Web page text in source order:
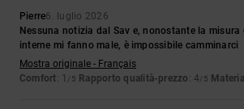
Pierre6. luglio 2026
Nessuna notizia dal Sav e, nonostante la
interne mi fanno male, è impossibile camminarci
Mostra originale - Français
Comfort: 1 /5 Rapporto qualità-prezzo : 4/5